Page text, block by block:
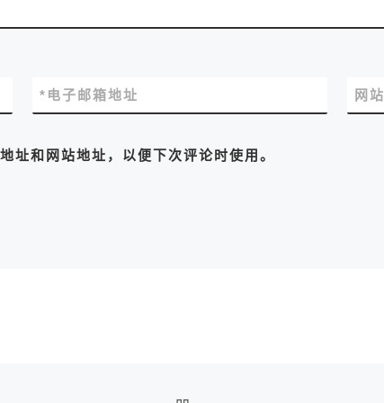
电子邮箱地址
* 网
址和网站地址，以便下次评论时使用。